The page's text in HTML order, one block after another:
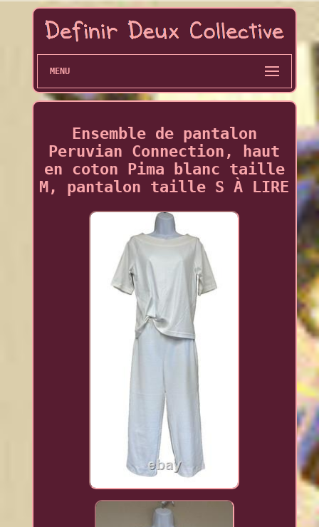
MENU
Ensemble de pantalon
Peruvian Connection, haut
en coton Pima blanc taille
M, pantalon taille S À LIRE